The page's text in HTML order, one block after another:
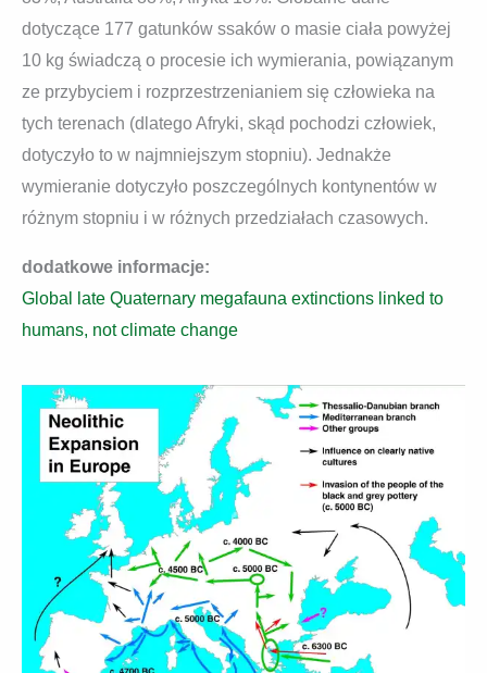
dotyczące 177 gatunków ssaków o masie ciała powyżej
10 kg świadczą o procesie ich wymierania, powiązanym
ze przybyciem i rozprzestrzenianiem się człowieka na
tych terenach (dlatego Afryki, skąd pochodzi człowiek,
dotyczyło to w najmniejszym stopniu). Jednakże
wymieranie dotyczyło poszczególnych kontynentów w
różnym stopniu i w różnych przedziałach czasowych.
dodatkowe informacje:
Global late Quaternary megafauna extinctions linked to
humans, not climate change